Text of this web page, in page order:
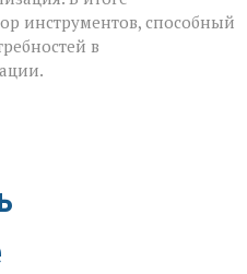
инструментов, способный
в